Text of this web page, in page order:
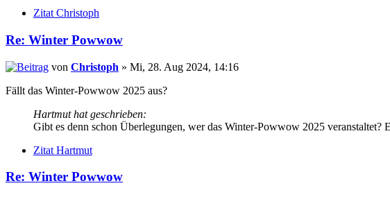
Zitat Christoph
Re: Winter Powwow
von Christoph » Mi, 28. Aug 2024, 14:16
Fällt das Winter-Powwow 2025 aus?
Hartmut hat geschrieben:
Gibt es denn schon Überlegungen, wer das Winter-Powwow 2025 veranstaltet?
Zitat Hartmut
Re: Winter Powwow